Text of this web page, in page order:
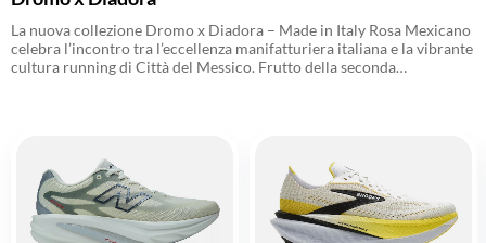
La nuova collezione Dromo x Diadora – Made in Italy Rosa Mexicano
celebra l’incontro tra l’eccellenza manifatturiera italiana e la vibrante
cultura running di Città del Messico. Frutto della seconda